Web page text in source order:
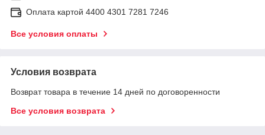
Оплата картой 4400 4301 7281 7246
Все условия оплаты
Условия возврата
Возврат товара в течение 14 дней по договоренности
Все условия возврата